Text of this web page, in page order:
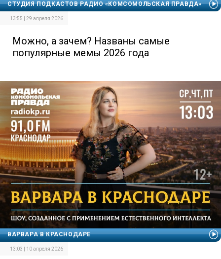
СТУДИЯ ПОДКАСТОВ РАДИО «КОМСОМОЛЬСКАЯ ПРАВДА»
13:55 | 29 апреля 2026
Можно, а зачем? Названы самые
популярные мемы 2026 года
ВАРВАРА В КРАСНОДАРЕ
13:03 | 10 апреля 2026